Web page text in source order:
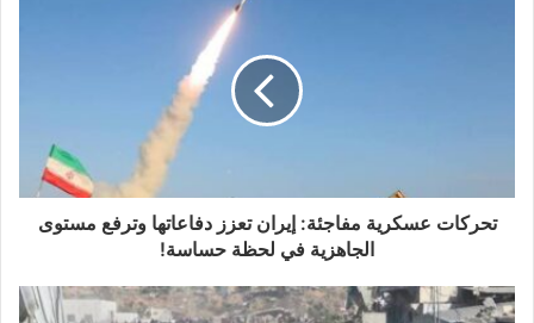
تحركات عسكرية مفاجئة: إيران تعزز دفاعاتها وترفع مستوى
الجاهزية في لحظة حساسة!